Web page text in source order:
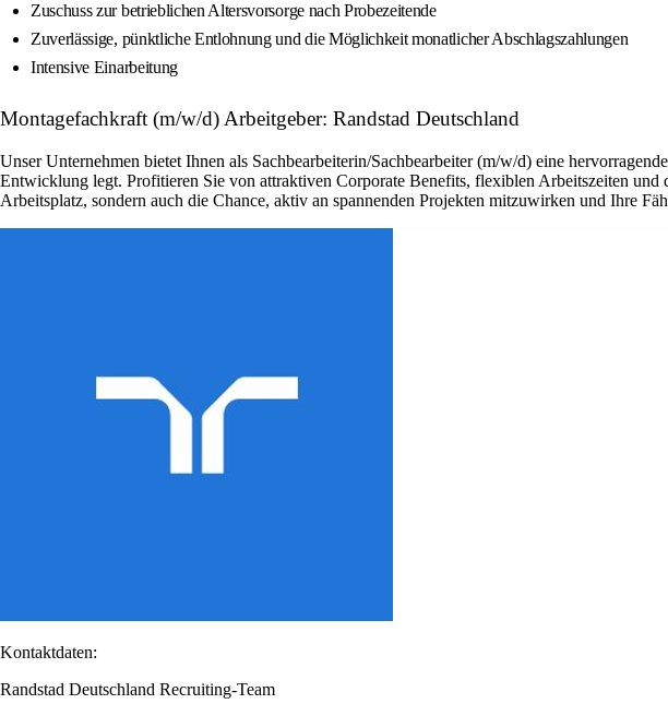
Zuschuss zur betrieblichen Altersvorsorge nach Probezeitende
Zuverlässige, pünktliche Entlohnung und die Möglichkeit monatlicher Abschlagszahlungen
Intensive Einarbeitung
Montagefachkraft (m/w/d) Arbeitgeber: Randstad Deutschland
Unser Unternehmen bietet Ihnen als Sachbearbeiterin/Sachbearbeiter (m/w/d) eine
Entwicklung legt. Profitieren Sie von attraktiven Corporate Benefits, flexiblen Arbeitszeiten
Arbeitsplatz, sondern auch die Chance, aktiv an spannenden Projekten mitzuwirken und Ihre
Kontaktdaten:
Randstad Deutschland Recruiting-Team